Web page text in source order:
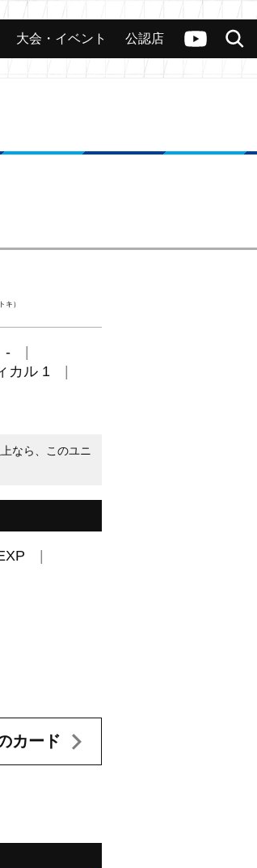
ヴァンガードch
検索
大会 公認店舗 その他
大会・イベント 公認店
キ）
-
カル 1
なら、このユニ
カード